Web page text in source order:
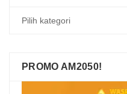
PROMO AM2050!